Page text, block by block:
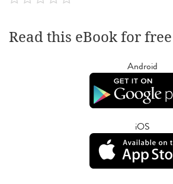
Read this eBook for
Android
iOS